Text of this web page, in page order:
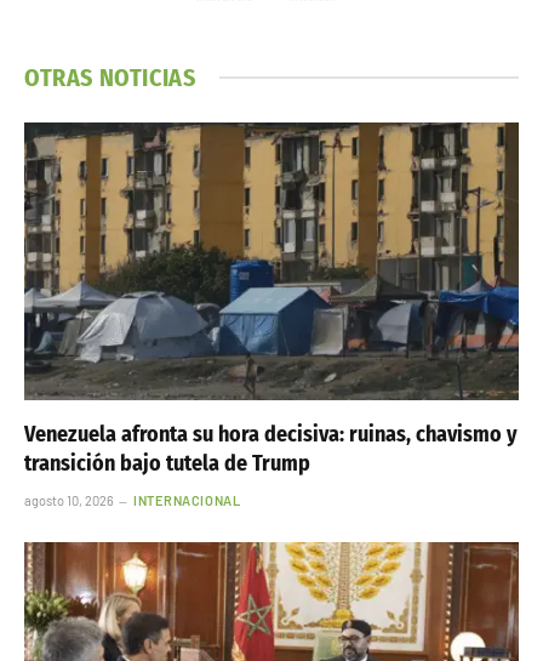
OTRAS NOTICIAS
Venezuela afronta su hora decisiva: ruinas, chavismo y
transición bajo tutela de Trump
agosto 10, 2026 INTERNACIONAL